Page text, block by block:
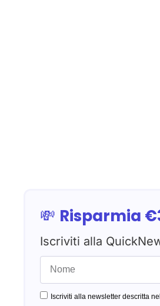
💸 Risparmia
Iscriviti alla
Iscriviti alla newsletter descritta